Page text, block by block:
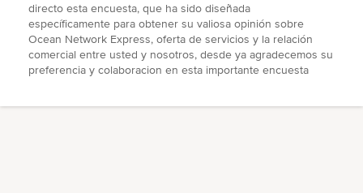
directo esta encuesta, que ha sido diseñada
específicamente para obtener su valiosa opinión sobre
Ocean Network Express, oferta de servicios y la relación
comercial entre usted y nosotros, desde ya agradecemos su
preferencia y colaboracion en esta importante encuesta